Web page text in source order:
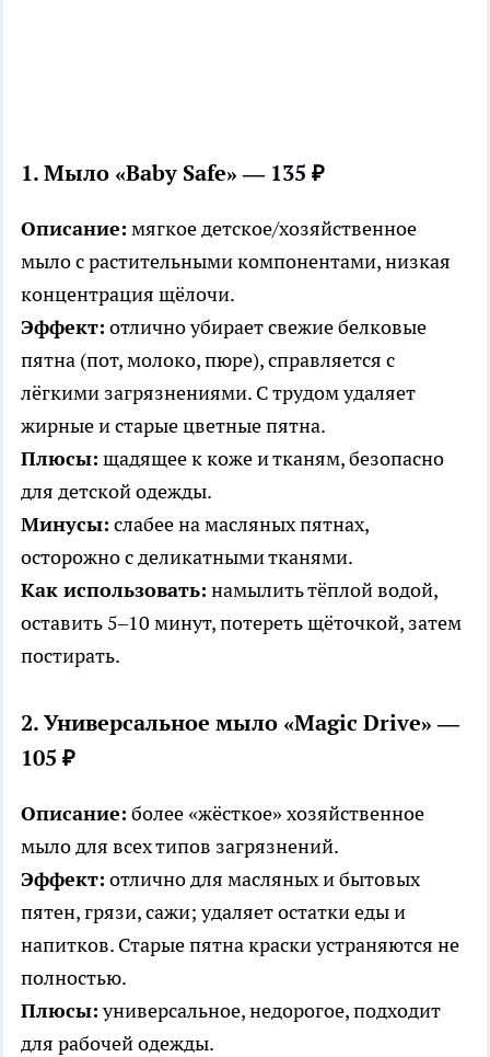
1. Мыло «Baby Safe» — 135 ₽
Описание: мягкое детское/хозяйственное
мыло с растительными компонентами, низкая
концентрация щёлочи.
Эффект: отлично убирает свежие белковые
пятна (пот, молоко, пюре), справляется с
лёгкими загрязнениями. С трудом удаляет
жирные и старые цветные пятна.
Плюсы: щадящее к коже и тканям, безопасно
для детской одежды.
Минусы: слабее на масляных пятнах,
осторожно с деликатными тканями.
Как использовать: намылить тёплой водой,
оставить 5–10 минут, потереть щёточкой, затем
постирать.
2. Универсальное мыло «Magic Drive» —
105 ₽
Описание: более «жёсткое» хозяйственное
мыло для всех типов загрязнений.
Эффект: отлично для масляных и бытовых
пятен, грязи, сажи; удаляет остатки еды и
напитков. Старые пятна краски устраняются не
полностью.
Плюсы:универсальное, недорогое, подходит
для рабочей одежды.